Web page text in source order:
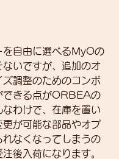
を自由に選べるMyOの
ないですが、追加のオ
ズ調整のためのコンポ
できる点がORBEAの
なわけで、在庫を置い
更が可能な部品やオプ
れなくなってしまうの
後入荷になります。